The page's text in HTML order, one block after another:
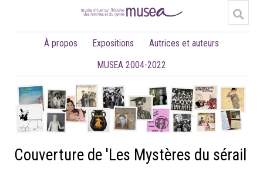
À propos Expositions
Autrices et auteurs
MUSEA 2004-2022
Couverture de 'Les Mystères du sérail